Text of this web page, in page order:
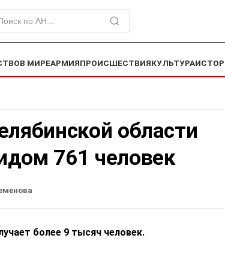
В МИРЕАРМИЯПРОИСШЕСТВИЯКУЛЬТУРА
области
761 человек
более 9 тысяч человек.